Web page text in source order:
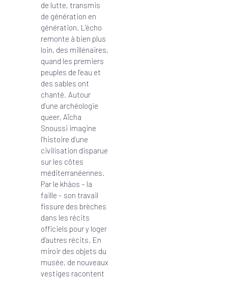
de lutte, transmis
de génération en
génération. L’écho
remonte à bien plus
loin, des millénaires,
quand les premiers
peuples de l’eau et
des sables ont
chanté. Autour
d’une archéologie
queer, Aïcha
Snoussi imagine
l’histoire d’une
civilisation disparue
sur les côtes
méditerranéennes.
Par le khàos – la
faille – son travail
fissure des brèches
dans les récits
officiels pour y loger
d’autres récits. En
miroir des objets du
musée, de nouveaux
vestiges racontent